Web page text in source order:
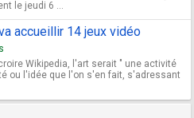
le jeudi 6 ...
accueillir 14 jeux vidéo
Wikipedia, l'art serait " une activité
ou l'idée que l'on s'en fait, s'adressant